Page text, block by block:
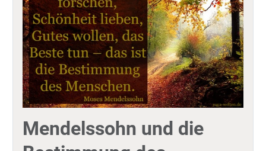
Mendelssohn und die